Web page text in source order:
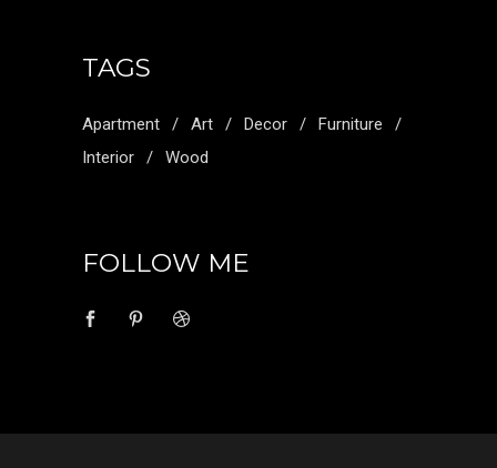
TAGS
Apartment Art Decor
Furniture
Interior
Wood
FOLLOW ME